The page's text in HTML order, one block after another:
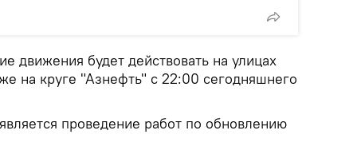
движения будет действовать на улицах
на круге "Азнефть" с 22:00 сегодняшнего
проведение работ по обновлению